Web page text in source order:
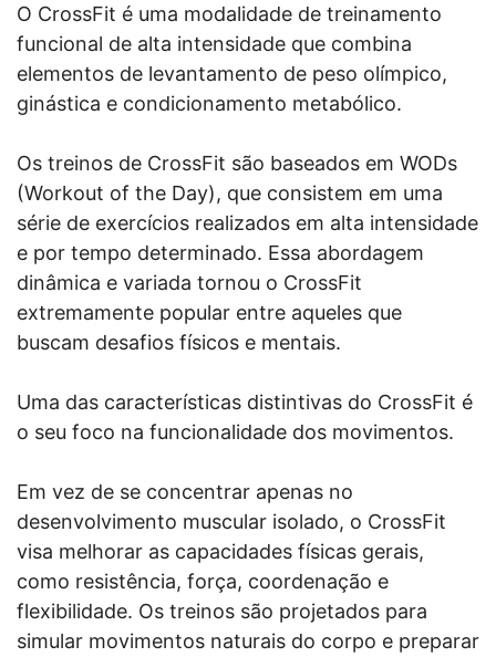
O CrossFit é uma modalidade de treinamento
funcional de alta intensidade que combina
elementos de levantamento de peso olímpico,
ginástica e condicionamento metabólico.
Os treinos de CrossFit são baseados em WODs
(Workout of the Day), que consistem em uma
série de exercícios realizados em alta intensidade
e por tempo determinado. Essa abordagem
dinâmica e variada tornou o CrossFit
extremamente popular entre aqueles que
buscam desafios físicos e mentais.
Uma das características distintivas do CrossFit é
o seu foco na funcionalidade dos movimentos.
Em vez de se concentrar apenas no
desenvolvimento muscular isolado, o CrossFit
visa melhorar as capacidades físicas gerais,
como resistência, força, coordenação e
flexibilidade. Os treinos são projetados para
simular movimentos naturais do corpo e preparar